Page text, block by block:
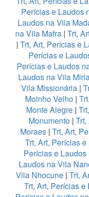
Perícias e Laudos
Laudos na Vila
na Vila Mafra | Trt,
| Trt, Art, Perícias e
Perícias e
Perícias e Laudos
Laudos na Vila
Vila Missionária |
Moinho Velho |
Monte Alegre|
Monumento |
Moraes| Trt, Art,
Trt, Art, Perícias
Perícias e
Laudos na Vila
Vila Nhocune| Trt,
Trt, Art, Perícias